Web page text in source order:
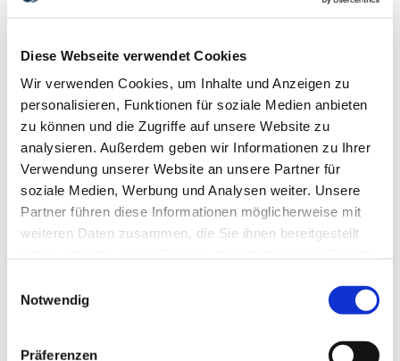
Diese Webseite verwendet Cookies
Wir verwenden Cookies, um Inhalte und Anzeigen zu
personalisieren, Funktionen für soziale Medien anbieten
zu können und die Zugriffe auf unsere Website zu
analysieren. Außerdem geben wir Informationen zu Ihrer
Verwendung unserer Website an unsere Partner für
soziale Medien, Werbung und Analysen weiter. Unsere
Partner führen diese Informationen möglicherweise mit
weiteren Daten zusammen, die Sie ihnen bereitgestellt
Notwendig
Präferenzen
-Kosten für Augenbehandlungen in der Türkei
-Augen Laser
ReLEx SMILE
iLASIK
No-Touch Laser
Presby Lasik
Femto Wavefront Lasik
PRK mit Wavefront
-Linsenimplantation
Trifokallinsen
Monofokallinsen
-Zahnersatz